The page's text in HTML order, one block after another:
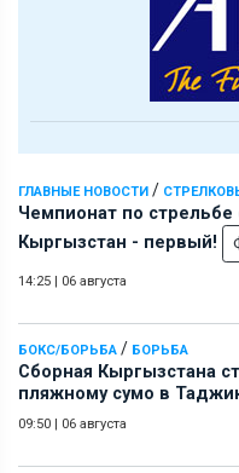
ГЛАВНЫЕ НОВОСТИ /
Чемпионат по
Кыргызстан - первый!
14:25 06 августа
БОКС/БОРЬБА / БОРЬБА
Сборная Кыргызстана
пляжному сумо в
09:50 06 августа